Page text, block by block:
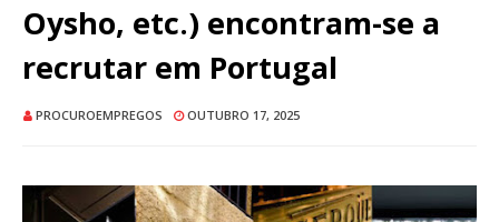
Oysho, etc.) encontram-se a
recrutar em Portugal
PROCUROEMPREGOS OUTUBRO 17, 2025